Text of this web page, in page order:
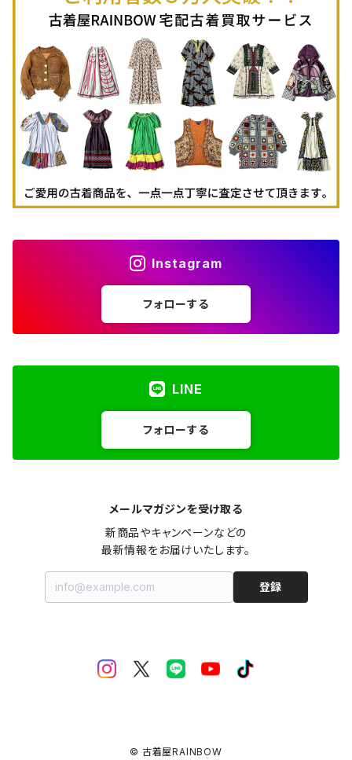
古着パーカー
古着タンクトップ
Instagram
フォローする
LINE
フォローする
メールマガジンを受け取る
新商品やキャンペーンなどの
最新情報をお届けいたします。
登録
© 古着屋RAINBOW